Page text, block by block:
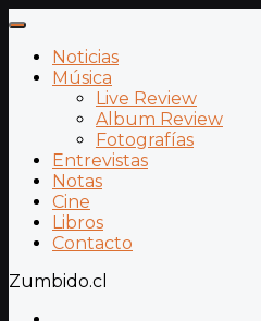
Noticias
Música
Live Review
Album Review
Fotografías
Entrevistas
Notas
Cine
Libros
Contacto
Zumbido.cl